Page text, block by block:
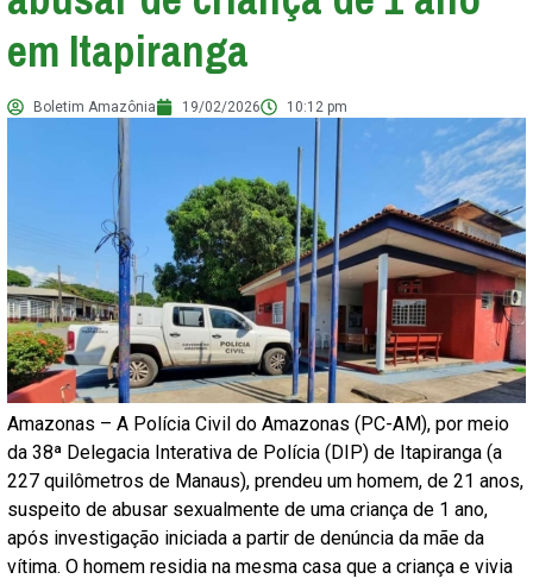
em Itapiranga
Boletim Amazônia 19/02/2026 10:12 pm
Amazonas – A Polícia Civil do Amazonas (PC-AM), por meio
da 38ª Delegacia Interativa de Polícia (DIP) de Itapiranga (a
227 quilômetros de Manaus), prendeu um homem, de 21 anos,
suspeito de abusar sexualmente de uma criança de 1 ano,
após investigação iniciada a partir de denúncia da mãe da
vítima. O homem residia na mesma casa que a criança e vivia